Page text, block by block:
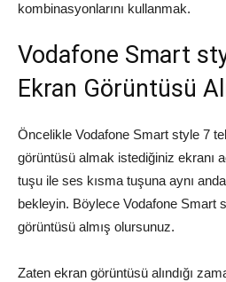
kombinasyonlarını kullanmak.
Vodafone Smart
Ekran Görüntüsü
Öncelikle Vodafone Smart style 7
görüntüsü almak istediğiniz ekranı
tuşu ile ses kısma tuşuna aynı
bekleyin. Böylece Vodafone Smart
görüntüsü almış olursunuz.
Zaten ekran görüntüsü alındığı